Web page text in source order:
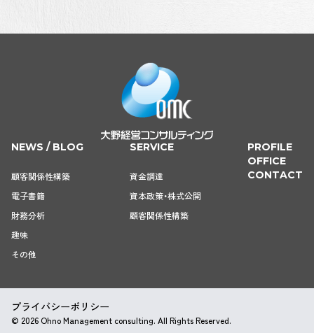
NEWS / BLOG
顧客関係性構築
電子書籍
財務分析
趣味
その他
SERVICE
資金調達
資本政策・株式公開
顧客関係性構築
PROFILE
OFFICE
CONTACT
© 2026 Ohno Management consulting. All Rights Reserved.
プライバシーポリシー